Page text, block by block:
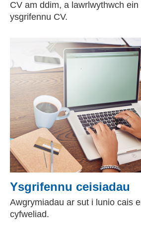
CV am ddim, a lawrlwythwch ein
ysgrifennu CV.
Ysgrifennu ceisiadau
Awgrymiadau ar sut i lunio cais
cyfweliad.